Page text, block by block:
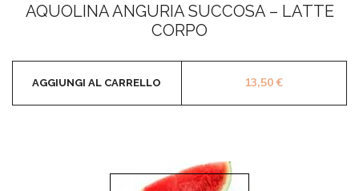
su
5
AQUOLINA ANGURIA SUCCOSA – LATTE
CORPO
13,50€
AGGIUNGI AL CARRELLO